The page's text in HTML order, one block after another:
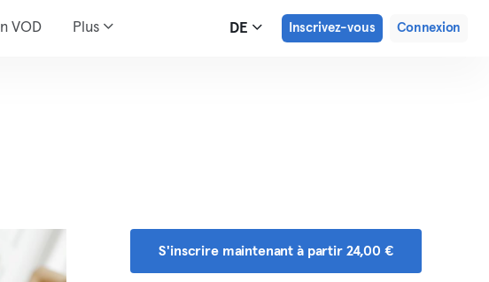
VOD Plus DE Inscrivez-vous Connexion
S'inscrire maintenant à partir 24,00 €